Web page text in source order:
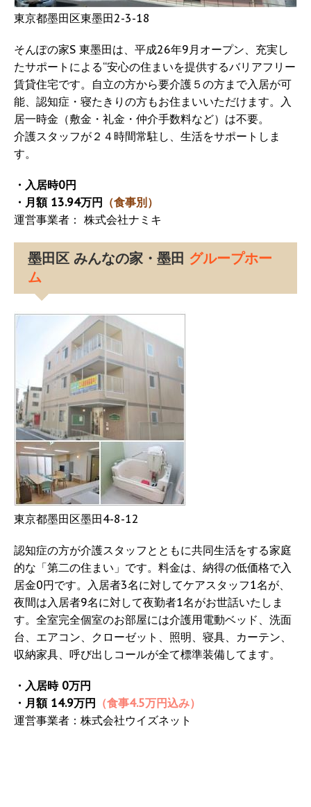
東京都墨田区東墨田2-3-18
そんぽの家S 東墨田は、平成26年9月オープン、充実し
たサポートによる“安心の住まいを提供するバリアフリー
賃貸住宅です。自立の方から要介護５の方まで入居が可
能、認知症・寝たきりの方もお住まいいただけます。入
居一時金（敷金・礼金・仲介手数料など）は不要。
介護スタッフが２４時間常駐し、生活をサポートしま
す。
・入居時0円
・月額 13.94万円
（食事別）
運営事業者： 株式会社ナミキ
墨田区 みんなの家・墨田 グループホー
ム
東京都墨田区墨田4-8-12
認知症の方が介護スタッフとともに共同生活をする家庭
的な「第二の住まい」です。料金は、納得の低価格で入
居金0円です。入居者3名に対してケアスタッフ1名が、
夜間は入居者9名に対して夜勤者1名がお世話いたしま
す。全室完全個室のお部屋には介護用電動ベッド、洗面
台、エアコン、クローゼット、照明、寝具、カーテン、
収納家具、呼び出しコールが全て標準装備してます。
・入居時 0万円
・月額 14.9万円
（食事4.5万円込み）
運営事業者：株式会社ウイズネット